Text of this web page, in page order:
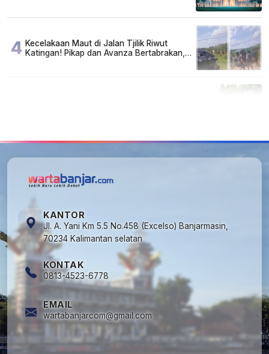
4 Kecelakaan Maut di Jalan Tjilik Riwut
Katingan! Pikap dan Avanza Bertabrakan,
KANTOR
Jl. A. Yani Km 5.5 No.458 (Excelso) Banjarmasin,
70234 Kalimantan selatan
KONTAK
0813-4523-6778
EMAIL
wartabanjarcom@gmail.com